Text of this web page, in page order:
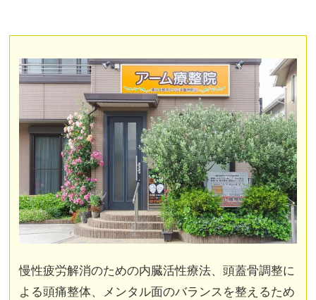
慢性疲労解消のための内臓活性療法、頭蓋骨調整に
よる頭痛整体、メンタル面のバランスを整えるため